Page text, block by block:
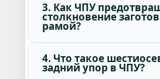
3. Как ЧПУ
столкновение
рамой?
4. Что такое
задний упор в ЧПУ?